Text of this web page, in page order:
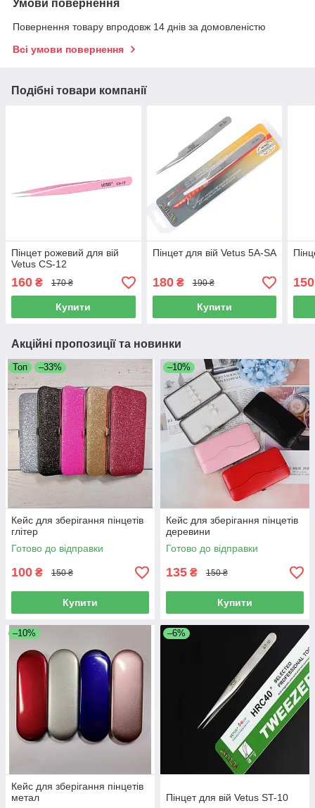
Умови повернення
Повернення товару впродовж 14 днів за домовленістю
Всі умови повернення
Подібні товари компанії
Пінцет рожевий для вій
Vetus CS-12
160 ₴ 170 ₴
Купити
Пінцет для вій Vetus 5A-SA
180₴ 190 ₴
Купити
150
Акційні пропозиції та новинки
Топ –33%
Кейс для зберігання пінцетів
глітер
Готово до відправки
100 ₴ 150 ₴
Купити
–10%
Кейс для зберігання пінцетів
деревини
Готово до відправки
135 ₴ 150 ₴
Купити
–10%
Кейс для зберігання пінцетів
метал
–6%
Пінцет для вій Vetus ST-10